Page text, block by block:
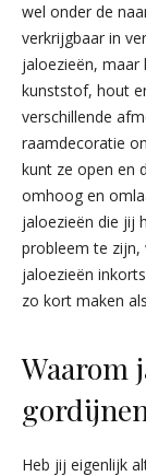
wel onder de
verkrijgbaar in
jaloezieën,
kunststof, hout
verschillende
raamdecoratie
kunt ze open en
omhoog en
jaloezieën die jij
probleem te zijn,
jaloezieën
zo kort maken
Waarom
Heb jij eigenlijk